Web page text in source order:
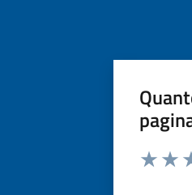
Valuta da